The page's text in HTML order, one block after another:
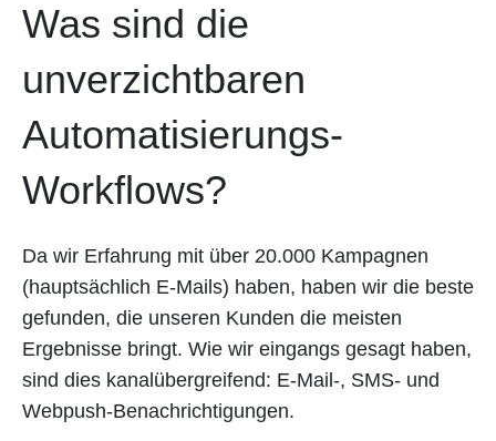
Was sind die
unverzichtbaren
Automatisierungs-
Workflows?
Da wir Erfahrung mit über 20.000 Kampagnen
(hauptsächlich E-Mails) haben, haben wir die beste
gefunden, die unseren Kunden die meisten
Ergebnisse bringt. Wie wir eingangs gesagt haben,
sind dies kanalübergreifend: E-Mail-, SMS- und
Webpush-Benachrichtigungen.